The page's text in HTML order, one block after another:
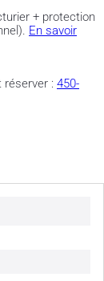
+ protection
En savoir
réserver : 450-